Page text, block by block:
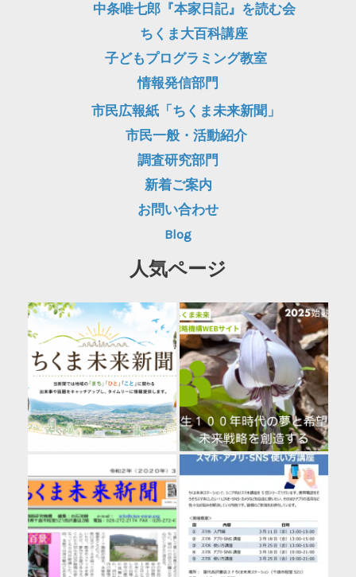
中条唯七郎『本家日記』を読む会
ちくま大百科講座
子どもプログラミング教室
情報発信部門
市民広報紙「ちくま未来新聞」
市民一般・活動紹介
調査研究部門
新着ご案内
お問い合わせ
Blog
人気ページ